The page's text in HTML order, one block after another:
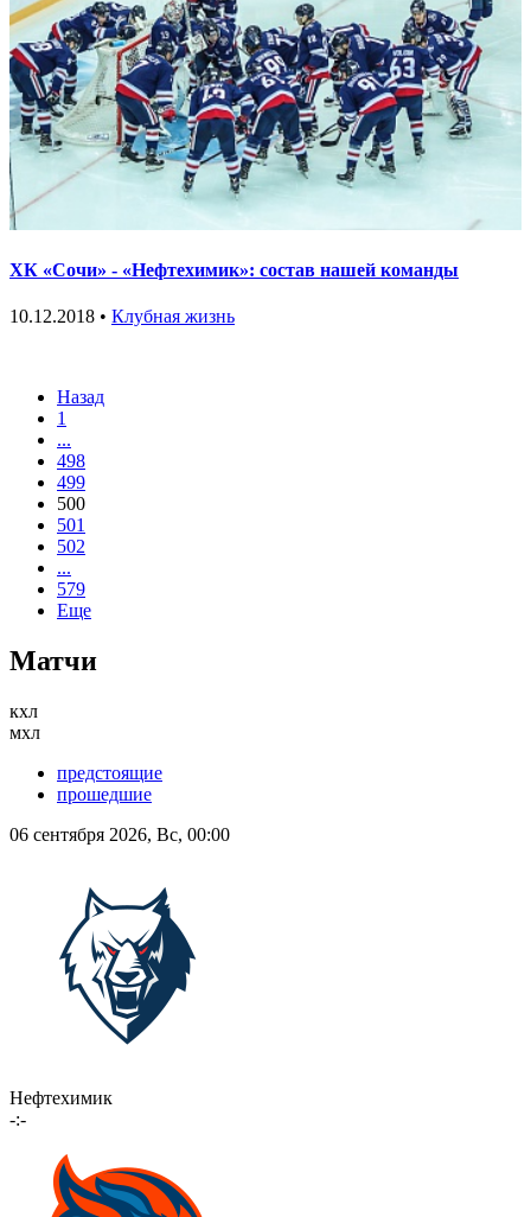
ХК «Сочи» - «Нефтехимик»: состав нашей команды
10.12.2018 • Клубная жизнь
Назад
1
...
498
499
500
501
502
...
579
Еще
Матчи
кхл
мхл
предстоящие
прошедшие
06 сентября 2026, Вс, 00:00
Нефтехимик
-:-